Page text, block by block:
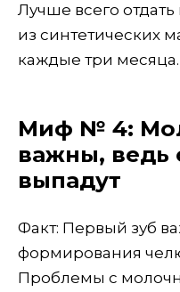
Лучше всего
из синтетических
каждые три месяца.
Миф № 4:
важны, ведь
выпадут
Факт: Первый зуб
формирования
Проблемы с